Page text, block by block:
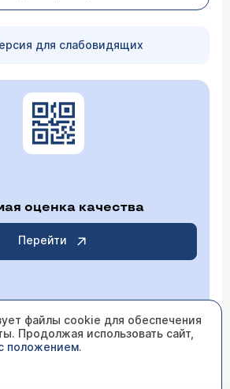
для слабовидящих
оценка качества
Перейти
Перейти
файлы cookie для обеспечения
Продолжая использовать сайт,
положением.